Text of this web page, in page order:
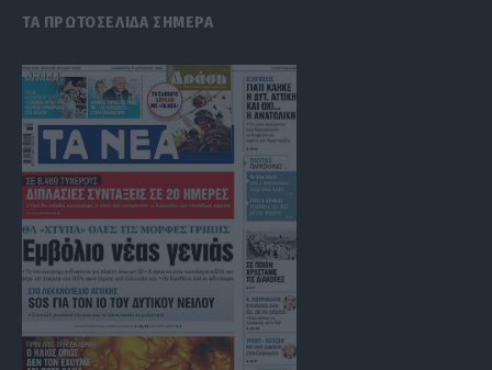
ΤΑ ΠΡΩΤΟΣΕΛΙΔΑ ΣΗΜΕΡΑ